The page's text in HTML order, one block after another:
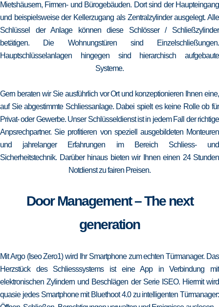
Mietshäusern, Firmen- und Bürogebäuden. Dort sind der Haupteingang
und beispielsweise der Kellerzugang als Zentralzylinder ausgelegt. Alle
Schlüssel der Anlage können diese Schlösser / Schließzylinder
betätigen. Die Wohnungstüren sind Einzelschließungen.
Hauptschlüsselanlagen hingegen sind hierarchisch aufgebaute
Systeme.
Gern beraten wir Sie ausführlich vor Ort und konzeptionieren Ihnen eine,
auf Sie abgestimmte Schliessanlage. Dabei spielt es keine Rolle ob für
Privat- oder Gewerbe. Unser Schlüsseldienst ist in jedem Fall der richtige
Anpsrechpartner. Sie profitieren von speziell ausgebildeten Monteuren
und jahrelanger Erfahrungen im Bereich Schliess- und
Sicherheitstechnik. Darüber hinaus bieten wir Ihnen einen 24 Stunden
Notdienst zu fairen Preisen.
Door Management – The next
generation
Mit Argo (Iseo Zero1) wird Ihr Smartphone zum echten Türmanager. Das
Herzstück des Schliesssystems ist eine App in Verbindung mit
elektronischen Zylindern und Beschlägen der Serie ISEO. Hiermit wird
quasie jedes Smartphone mit Bluethoot 4.0 zu intelligenten Türmanager: